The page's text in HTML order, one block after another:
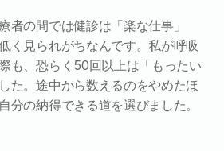
者の間では健診は「楽な仕事」
く見られがちなんです。私が呼吸
も、恐らく50回以上は「もったい
た。途中から数えるのをやめたほ
分の納得できる道を選びました。